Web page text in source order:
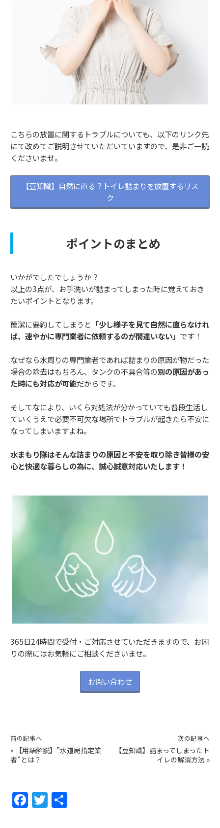
こちらの放置に関するトラブルについても、以下のリンク先
にて改めてご説明させていただいていますので、是非ご一読
くださいませ。
【豆知識】自然に直る？トイレ詰まりを放置するリス
ク
ポイントのまとめ
いかがでしたでしょうか？
以上の3点が、お手洗いが詰まってしまった時に覚えておき
たいポイントとなります。
簡潔に要約してしまうと「少し様子を見て自然に直らなけれ
ば、速やかに専門業者に依頼するのが間違いない」です！
なぜなら水周りの専門業者であれば詰まりの原因が物だった
場合の除去はもちろん、タンクの不具合等の別の原因があっ
た時にも対応が可能だからです。
そしてなにより、いくら対処法が分かっていても普段生活し
ていくうえで必要不可欠な場所でトラブルが起きたら不安に
なってしまいますよね。
水まもり隊はそんな詰まりの原因と不安を取り除き皆様の安
心と快適な暮らしの為に、誠心誠意対応いたします！
365日24時間で受付・ご対応させていただきますので、お困
りの際にはお気軽にご相談くださいませ。
お問い合わせ
前の記事へ
«
【用語解説】”水道局指定業
者”とは？
次の記事へ
【豆知識】詰まってしまったト
イレの解消方法 »
F
a
T
w